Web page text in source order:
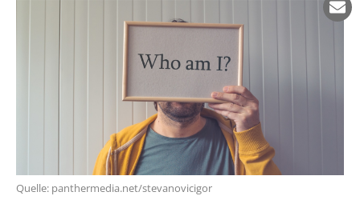
Quelle: panthermedia.net/stevanovicigor